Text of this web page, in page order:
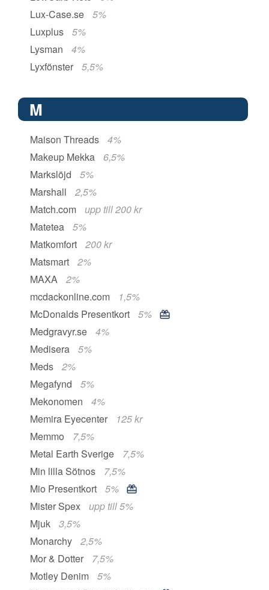
Lux-Case.se
5%
Luxplus
5%
Lysman
4%
Lyxfönster
5,5%
M
Maison Threads
4%
Makeup Mekka
6,5%
Markslöjd
5%
Marshall
2,5%
Match.com
upp till 200 kr
Matetea
5%
Matkomfort
200 kr
Matsmart
2%
MAXA
2%
mcdackonline.com
1,5%
McDonalds Presentkort
5%
Medgravyr.se
4%
Medisera
5%
Meds
2%
Megafynd
5%
Mekonomen
4%
Memira Eyecenter
125 kr
Memmo
7,5%
Metal Earth Sverige
7,5%
Min lilla Sötnos
7,5%
Mio Presentkort
5%
Mister Spex
upp till 5%
Mjuk
3,5%
Monarchy
2,5%
Mor & Dotter
7,5%
Motley Denim
5%